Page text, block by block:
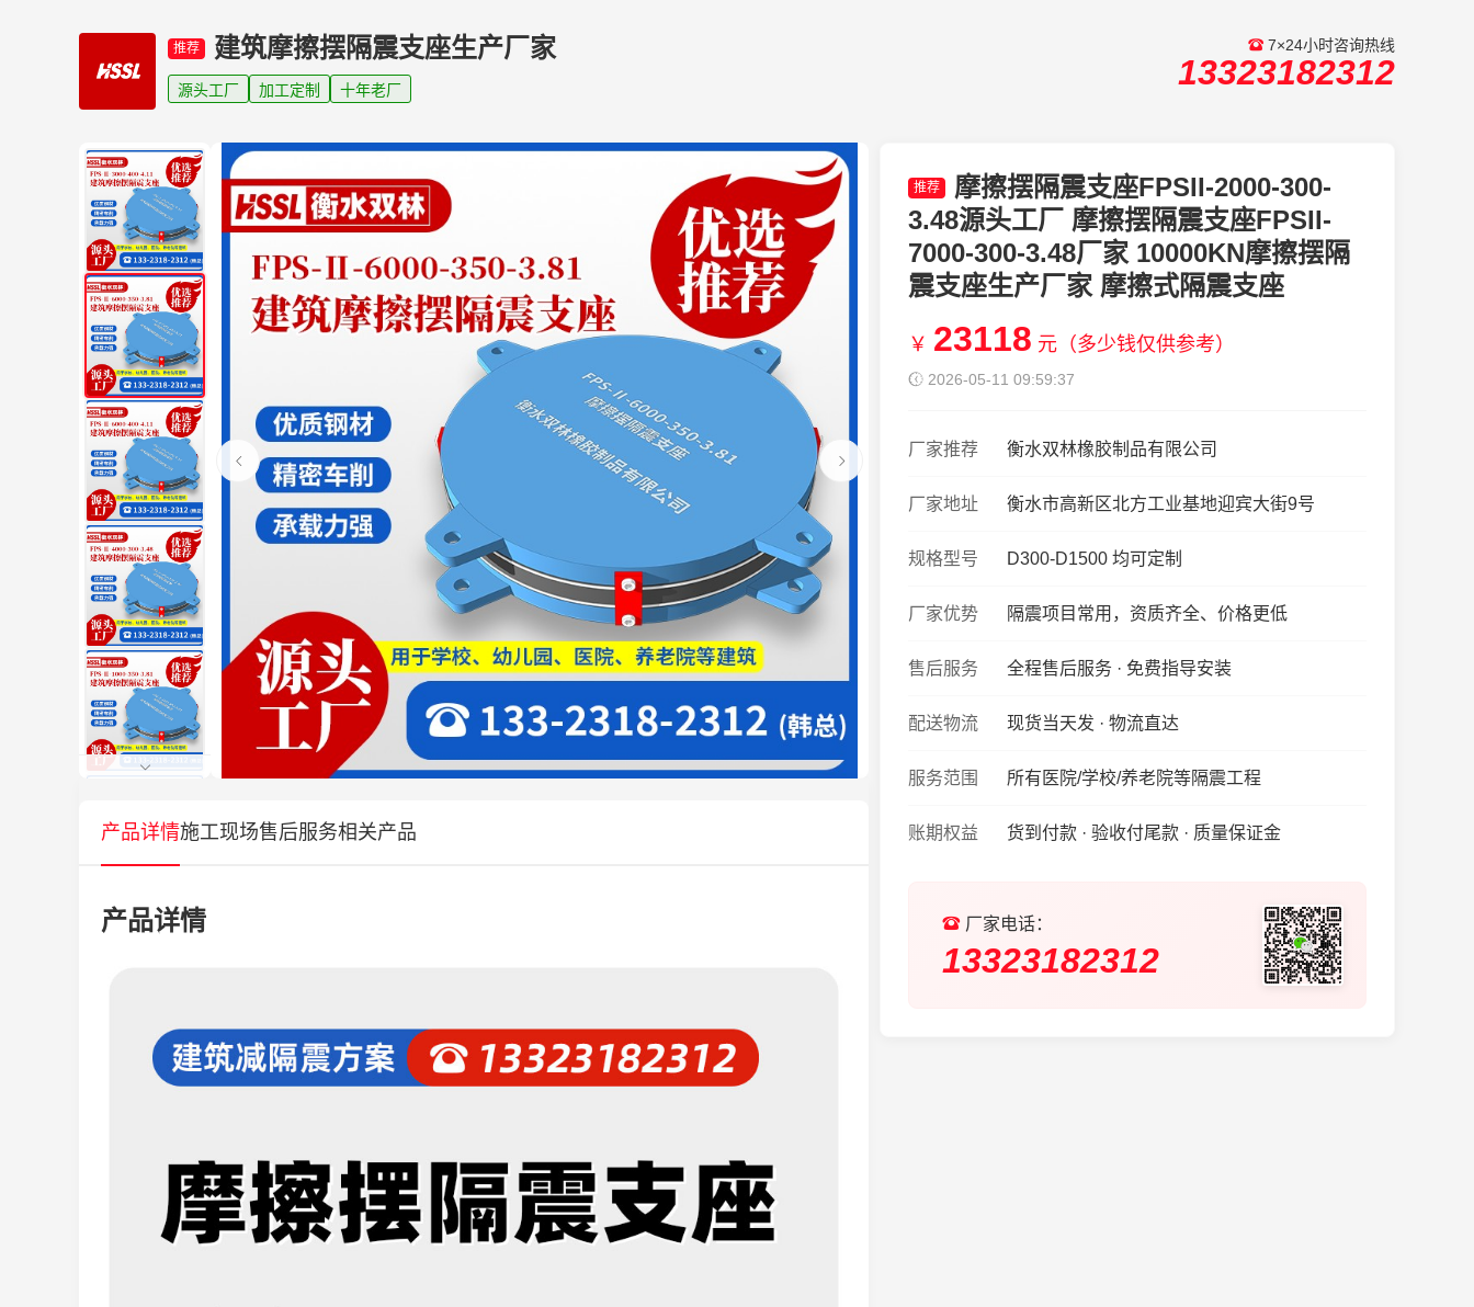
推荐 建筑摩擦摆隔震支座生产厂家
源头工厂 加工定制 十年老厂
7×24小时咨询热线
13323182312
推荐
摩擦摆隔震支座FPSII-2000-300-
3.48源头工厂 摩擦摆隔震支座FPSII-
7000-300-3.48厂家 10000KN摩擦摆隔
震支座生产厂家 摩擦式隔震支座
￥ 23118 元（多少钱仅供参考）
2026-05-11 09:59:37
厂家推荐 衡水双林橡胶制品有限公司
厂家地址 衡水市高新区北方工业基地迎宾大街9号
规格型号 D300-D1500 均可定制
厂家优势 隔震项目常用，资质齐全、价格更低
售后服务 全程售后服务 · 免费指导安装
配送物流 现货当天发 · 物流直达
服务范围 所有医院/学校/养老院等隔震工程
账期权益 货到付款 · 验收付尾款 · 质量保证金
厂家电话：
13323182312
产品详情施工现场售后服务相关产品
产品详情